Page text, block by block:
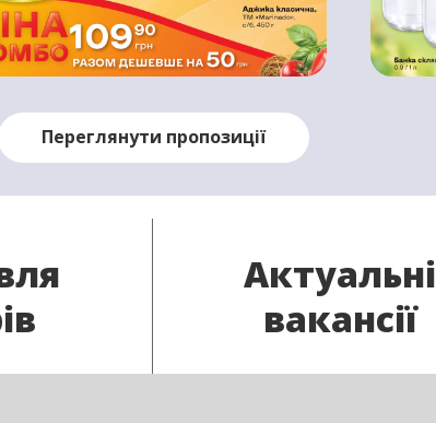
Переглянути пропозиції
Актуальні
вакансії